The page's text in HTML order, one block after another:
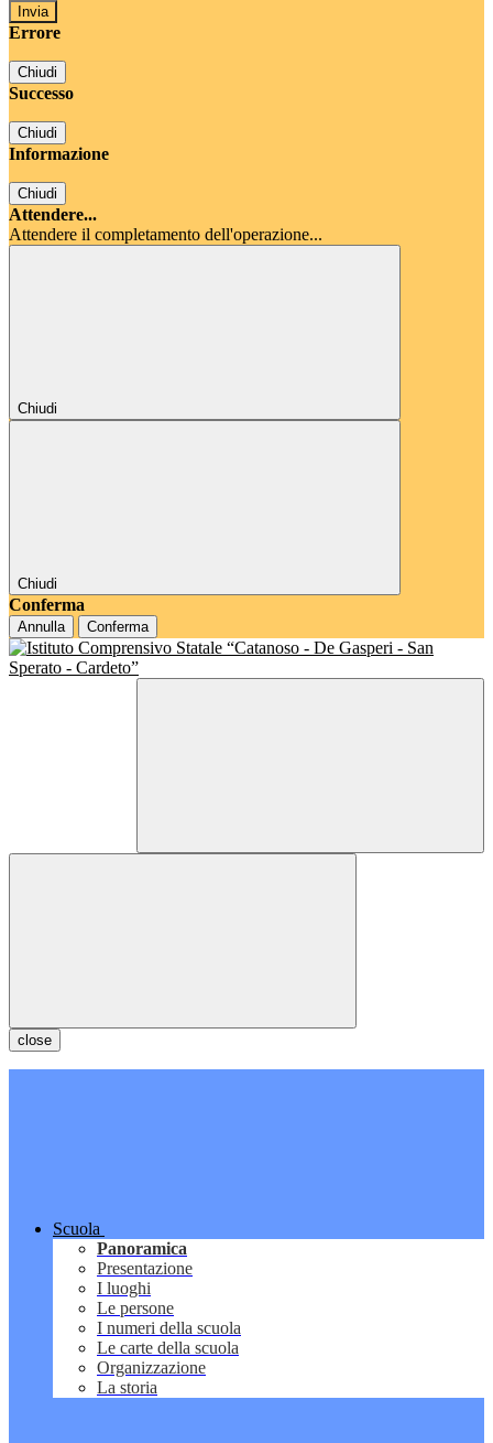
Errore
Chiudi
Successo
Chiudi
Informazione
Chiudi
Attendere...
Attendere il completamento dell'operazione...
Chiudi
Chiudi
Conferma
Annulla Conferma
close
Scuola
Panoramica
Presentazione
I luoghi
Le persone
I numeri della scuola
Le carte della scuola
Organizzazione
La storia